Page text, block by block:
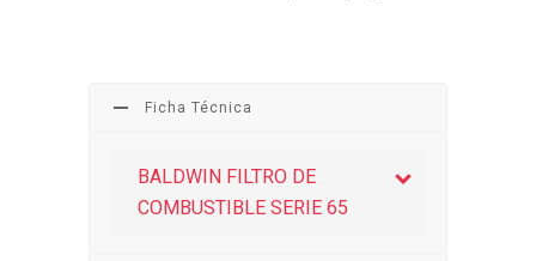
Ficha Técnica
BALDWIN FILTRO DE
COMBUSTIBLE SERIE 65